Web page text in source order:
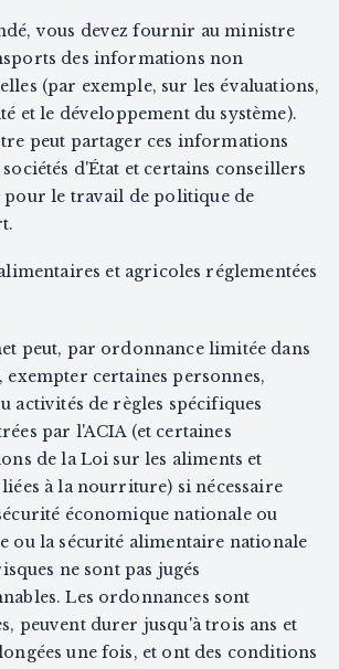
vous devez fournir au ministre
des informations non
(par exemple, sur les évaluations,
et le développement du système).
peut partager ces informations
sociétés d'État et certains conseillers
pour le travail de politique de
et agricoles réglementées
peut, par ordonnance limitée dans
exempter certaines personnes,
activités de règles spécifiques
par l'ACIA (et certaines
de la Loi sur les aliments et
à la nourriture) si nécessaire
économique nationale ou
ou la sécurité alimentaire nationale
ne sont pas jugés
Les ordonnances sont
peuvent durer jusqu'à trois ans et
une fois, et ont des conditions